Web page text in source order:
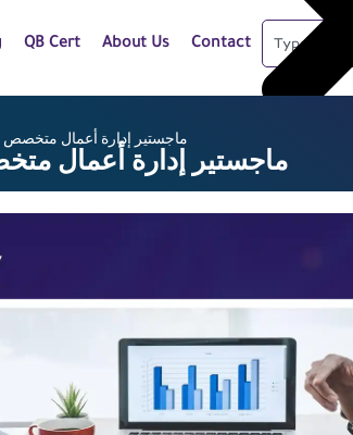
QB Cert About Us Contact
ماجستير إدارة أعمال متخصص
ماجستير إدارة أعمال